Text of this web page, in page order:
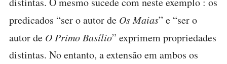
predicados “ser o autor de Os Maias” e “ser o
autor de O Primo Basílio” exprimem propriedades
distintas. No entanto, a extensão em ambos os